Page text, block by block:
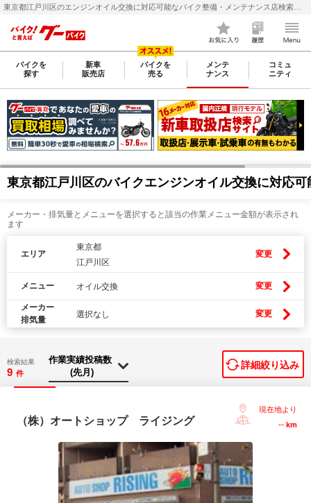
バイクを
探す
新車
販売店
バイクを
売る
メンテ
ナンス
コミュ
ニティ
東京都江戸川区のバイクエンジンオイル交換に対応
メーカー・排気量とメニューを選択すると該当の作業メニュー金額が表示され
ます
エリア
東京都
江戸川区
変更
メニュー オイル交換 変更
メーカー
排気量
選択なし 変更
検索結果
9 件
詳細絞り込み
（株）オートショップ ライジング
現在地より
-- km